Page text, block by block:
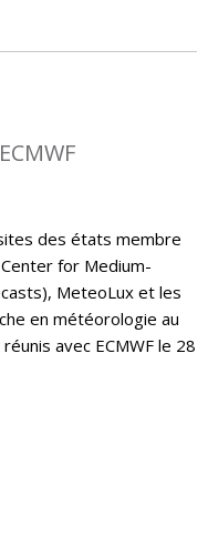
des états membre
Center for Medium-
MeteoLux et les
en météorologie au
avec ECMWF le 28